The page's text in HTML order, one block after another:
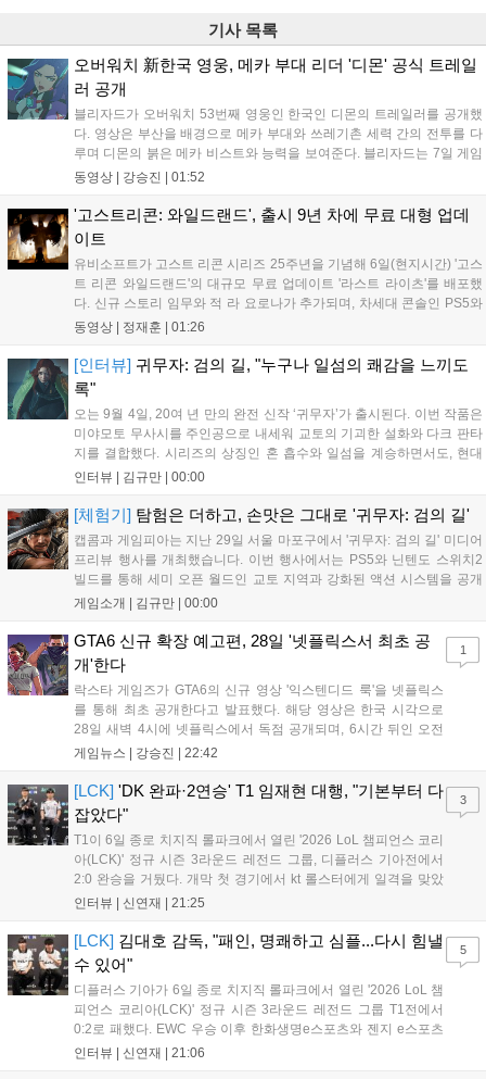
기사 목록
오버워치 新한국 영웅, 메카 부대 리더 '디몬' 공식 트레일
러 공개
블리자드가 오버워치 53번째 영웅인 한국인 디몬의 트레일러를 공개했
다. 영상은 부산을 배경으로 메카 부대와 쓰레기촌 세력 간의 전투를 다
루며 디몬의 붉은 메카 비스트와 능력을 보여준다. 블리자드는 7일 게임
플레이 영상 공개를 시작으로 10일 시즌4 트레일러를 선보이며, 11일 시
론의 대립이 본격화될 전망이다....
동영상 | 강승진 01:52
'고스트리콘: 와일드랜드', 출시 9년 차에 무료 대형 업데
이트
유비소프트가 고스트 리콘 시리즈 25주년을 기념해 6일(현지시간) '고스
트 리콘 와일드랜드'의 대규모 무료 업데이트 '라스트 라이츠'를 배포했
다. 신규 스토리 임무와 적 라 요로나가 추가되며, 차세대 콘솔인 PS5와
Xbox Series X|S에서 4K 60FPS를 지원한다. 또한 편의성 개선과 함께
리를 제공한다....
동영상 | 정재훈 01:26
[인터뷰] 귀무자: 검의 길, "누구나 일섬의 쾌감을 느끼도
록"
오는 9월 4일, 20여 년 만의 완전 신작 ‘귀무자’가 출시된다. 이번 작품은
미야모토 무사시를 주인공으로 내세워 교토의 기괴한 설화와 다크 판타
지를 결합했다. 시리즈의 상징인 혼 흡수와 일섬을 계승하면서도, 현대
적인 검극 액션과 '무너뜨리기 일섬'을 더해 전투의 깊이를 더했다. 개발
하고자 했으며, 실제 검술 전문가의 모션 캡처를 통해 리얼리티를 극대
화했다. 세계관을 새롭게 재구성한 이번 신작은 기존 시리즈와 설정은
다르지만, 특유의 통쾌한 손맛과 다크 판타지 분위기를 충실히 담아내어
시리즈 팬과 신규 이용자 모두에게 새로운 재미를 선사할 예정이다....
인터뷰 | 김규만 00:00
[체험기] 탐험은 더하고, 손맛은 그대로 '귀무자: 검의 길'
캡콤과 게임피아는 지난 29일 서울 마포구에서 '귀무자: 검의 길' 미디어
프리뷰 행사를 개최했습니다. 이번 행사에서는 PS5와 닌텐도 스위치2
빌드를 통해 세미 오픈 월드인 교토 지역과 강화된 액션 시스템을 공개
했습니다. 주인공 미야모토 무사시가 오니를 정화하는 과정을 담았으며,
탄탄한 게임성을 선보여 기대감을 높였습니다....
게임소개 | 김규만 00:00
GTA6 신규 확장 예고편, 28일 '넷플릭스서 최초 공
개'한다
락스타 게임즈가 GTA6의 신규 영상 '익스텐디드 룩'을 넷플릭스
를 통해 최초 공개한다고 발표했다. 해당 영상은 한국 시각으로
28일 새벽 4시에 넷플릭스에서 독점 공개되며, 6시간 뒤인 오전
10시부터 공식 유튜브와 홈페이지에서도 확인할 수 있다. 기존보
이례적인 협업이 향후 게임 마케팅 방식에 어떤 변화를 가져올지
전 세계 팬들의 이목이 쏠리고 있다....
게임뉴스 | 강승진 22:42
1
[LCK] 'DK 완파·2연승' T1 임재현 대행, "기본부터 다
잡았다"
T1이 6일 종로 치지직 롤파크에서 열린 '2026 LoL 챔피언스 코리
아(LCK)' 정규 시즌 3라운드 레전드 그룹, 디플러스 기아전에서
2:0 완승을 거뒀다. 개막 첫 경기에서 kt 롤스터에게 일격을 맞았
지만, 젠지 e스포츠의 홈 경기에서 원정 승리를 챙기며 분위기를
한 모습이었다. 다음은...
인터뷰 | 신연재 21:25
3
[LCK] 김대호 감독, "패인, 명쾌하고 심플...다시 힘낼
수 있어"
디플러스 기아가 6일 종로 치지직 롤파크에서 열린 '2026 LoL 챔
피언스 코리아(LCK)' 정규 시즌 3라운드 레전드 그룹 T1전에서
0:2로 패했다. EWC 우승 이후 한화생명e스포츠와 젠지 e스포츠
를 잡아내며 기세를 끌어올렸지만, 경기력이 제 궤도에 오른 T1은
인터뷰 | 신연재 21:06
5